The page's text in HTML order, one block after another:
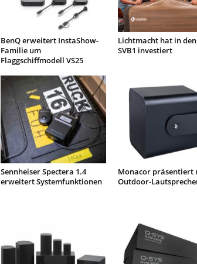
BenQ erweitert InstaShow-
Familie um
Flaggschiffmodell VS25
Lichtmacht hat in den
SVB1 investiert
Sennheiser Spectera 1.4
erweitert Systemfunktionen
Monacor präsentiert
Outdoor-